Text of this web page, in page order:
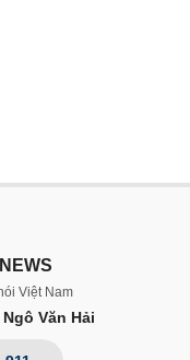
Việt Nam
Ngô Văn Hải